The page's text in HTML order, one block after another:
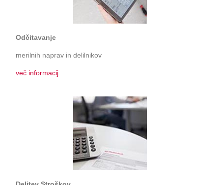
Odčitavanje
merilnih naprav in delilnikov
več informacij